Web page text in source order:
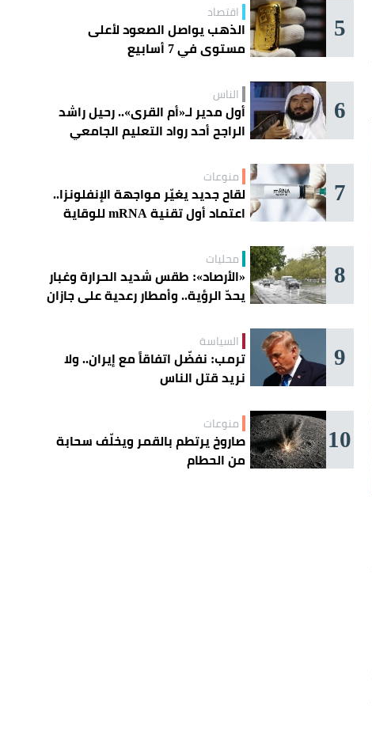
5 اقتصاد
الذهب يواصل الصعود لأعلى
مستوى في 7 أسابيع
6 الناس
أول مدير لـ«أم القرى».. رحيل راشد
الراجح أحد رواد التعليم الجامعي
7 منوعات
لقاح جديد يغيّر مواجهة الإنفلونزا..
اعتماد أول تقنية mRNA للوقاية
8 محليات
«الأرصاد»: طقس شديد الحرارة وغبار
يحدّ الرؤية.. وأمطار رعدية على جازان
9 السياسة
ترمب: نفضّل اتفاقاً مع إيران.. ولا
نريد قتل الناس
10 منوعات
صاروخ يرتطم بالقمر ويخلّف سحابة
من الحطام